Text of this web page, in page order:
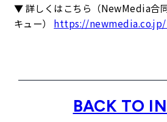
▼ 詳しくはこちら（NewMedia合
キュー） https://newmedia.co.jp/
BACK TO